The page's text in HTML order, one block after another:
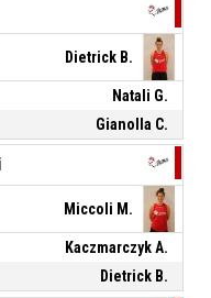
Dietrick B.
Natali G.
Gianolla C.
Miccoli M.
Kaczmarczyk A.
Dietrick B.